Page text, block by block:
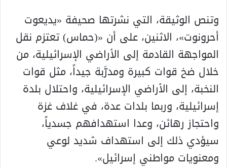
وتنص الوثيقة، التي نشرتها صحيفة «يديعوت
أحرونوت»، الاثنين، على أن «(حماس) تعتزم نقل
المواجهة القادمة إلى الأراضي الإسرائيلية، من
خلال ضخ قوات كبيرة ومدرَّبة جيداً، مثل قوات
النخبة، إلى الأراضي الإسرائيلية، واحتلال بلدة
إسرائيلية، وربما بلدات عدة، في غلاف غزة
واحتجاز رهائن، وعدا استهدافهم جسدياً،
سيؤدي ذلك إلى استهداف شديد لوعي
ومعنويات مواطني إسرائيل».